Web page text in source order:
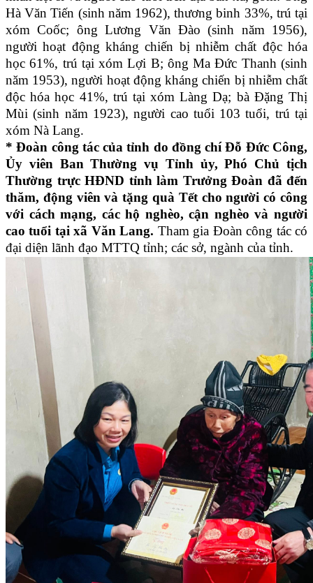
Hà Văn Tiến (sinh năm 1962), thương binh 33%, trú tại
xóm Coốc; ông Lương Văn Đào (sinh năm 1956),
người hoạt động kháng chiến bị nhiễm chất độc hóa
học 61%, trú tại xóm Lợi B; ông Ma Đức Thanh (sinh
năm 1953), người hoạt động kháng chiến bị nhiễm chất
độc hóa học 41%, trú tại xóm Làng Dạ; bà Đặng Thị
Mùi (sinh năm 1923), người cao tuổi 103 tuổi, trú tại
xóm Nà Lang.
* Đoàn công tác của tỉnh do đồng chí Đỗ Đức Công,
Ủy viên Ban Thường vụ Tỉnh ủy, Phó Chủ tịch
Thường trực HĐND tỉnh làm Trưởng Đoàn đã đến
thăm, động viên và tặng quà Tết cho người có công
với cách mạng, các hộ nghèo, cận nghèo và người
cao tuổi tại xã Văn Lang. Tham gia Đoàn công tác có
đại diện lãnh đạo MTTQ tỉnh; các sở, ngành của tỉnh.